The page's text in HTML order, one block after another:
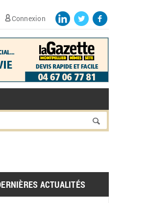
Connexion
de
ACTUALITÉS